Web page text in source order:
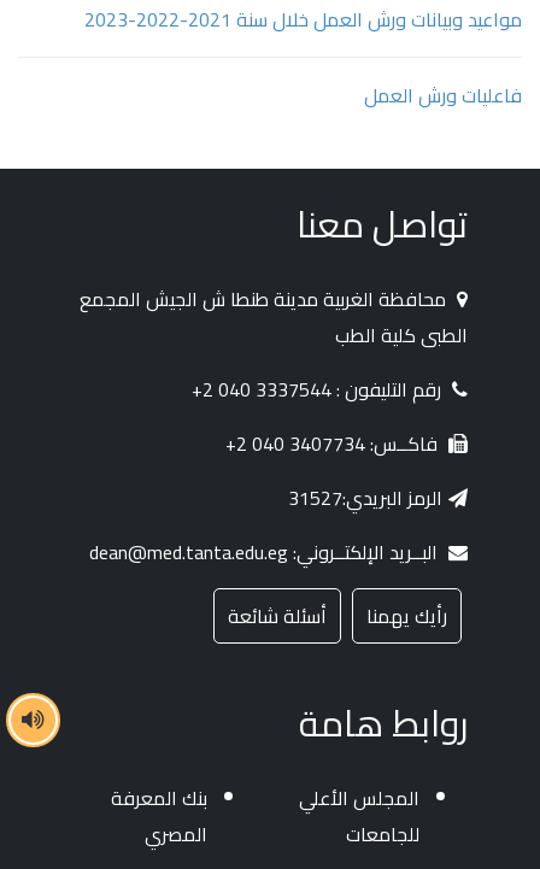
مواعيد وبيانات ورش العمل خلال سنة 2021-2022-2023
فاعليات ورش العمل
تواصل معنا
محافظة الغربية مدينة طنطا ش الجيش المجمع
الطبى كلية الطب
رقم التليفون : 3337544 040 2+
فاكــس: 3407734 040 2+
الرمز البريدي:31527
البــريد الإلكتــروني: dean@med.tanta.edu.eg
رأيك يهمنا
أسئلة شائعة
روابط هامة
المجلس الأعلي
للجامعات
بنك المعرفة
المصري